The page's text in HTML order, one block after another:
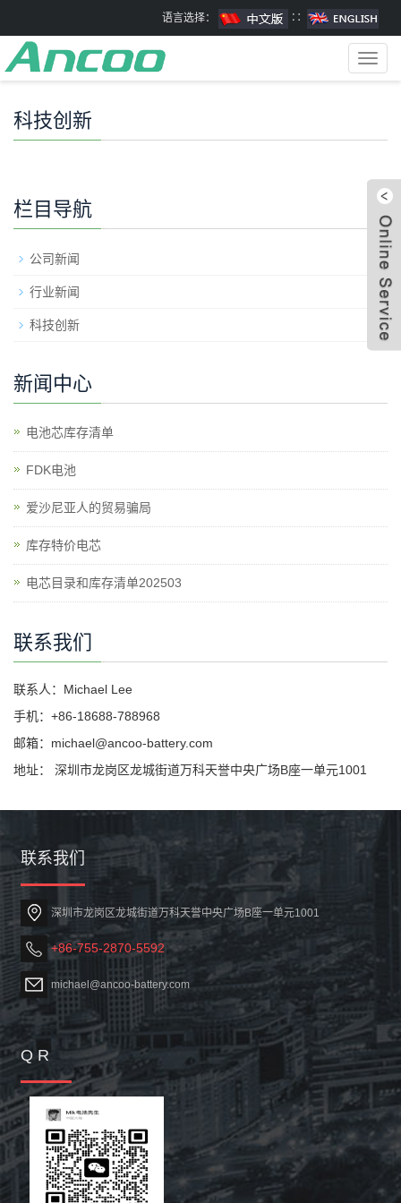
语言选择： ∷
科技创新
栏目导航
公司新闻
行业新闻
科技创新
新闻中心
电池芯库存清单
​FDK电池
爱沙尼亚人的贸易骗局
库存特价电芯
电芯目录和库存清单202503
联系我们
联系人：Michael Lee
手机：+86-18688-788968
邮箱：michael@ancoo-battery.com
地址： 深圳市龙岗区龙城街道万科天誉中央广场B座一单元1001
联系我们
深圳市龙岗区龙城街道万科天誉中央广场B座一单元1001
+86-755-2870-5592
michael@ancoo-battery.com
Q R